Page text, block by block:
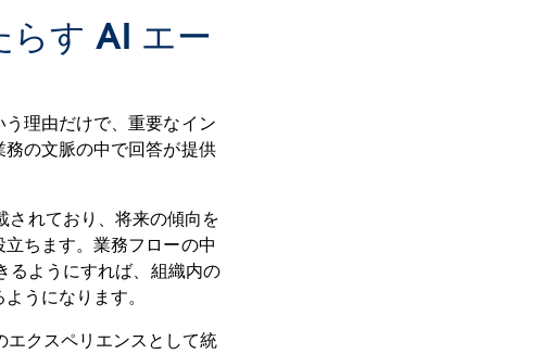
らす AI エー
理由だけで、重要なイン
の文脈の中で回答が提供
れており、将来の傾向を
ちます。業務フローの中
るようにすれば、組織内の
うになります。
クスペリエンスとして統